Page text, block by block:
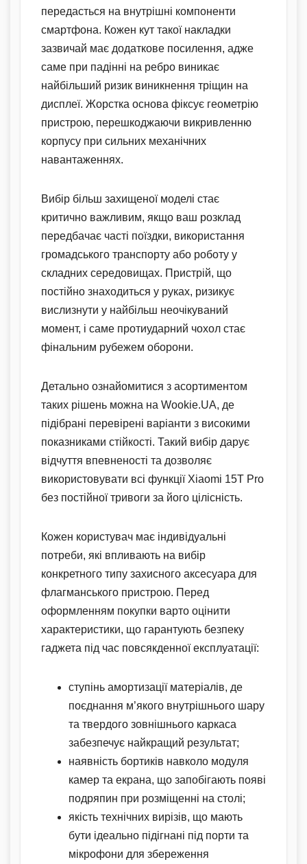
передасться на внутрішні компоненти
смартфона. Кожен кут такої накладки
зазвичай має додаткове посилення, адже
саме при падінні на ребро виникає
найбільший ризик виникнення тріщин на
дисплеї. Жорстка основа фіксує геометрію
пристрою, перешкоджаючи викривленню
корпусу при сильних механічних
навантаженнях.
Вибір більш захищеної моделі стає
критично важливим, якщо ваш розклад
передбачає часті поїздки, використання
громадського транспорту або роботу у
складних середовищах. Пристрій, що
постійно знаходиться у руках, ризикує
вислизнути у найбільш неочікуваний
момент, і саме протиударний чохол стає
фінальним рубежем оборони.
Детально ознайомитися з асортиментом
таких рішень можна на Wookie.UA, де
підібрані перевірені варіанти з високими
показниками стійкості. Такий вибір дарує
відчуття впевненості та дозволяє
використовувати всі функції Xiaomi 15T Pro
без постійної тривоги за його цілісність.
Кожен користувач має індивідуальні
потреби, які впливають на вибір
конкретного типу захисного аксесуара для
флагманського пристрою. Перед
оформленням покупки варто оцінити
характеристики, що гарантують безпеку
гаджета під час повсякденної експлуатації:
ступінь амортизації матеріалів, де
поєднання м’якого внутрішнього шару
та твердого зовнішнього каркаса
забезпечує найкращий результат;
наявність бортиків навколо модуля
камер та екрана, що запобігають появі
подряпин при розміщенні на столі;
якість технічних вирізів, що мають
бути ідеально підігнані під порти та
мікрофони для збереження